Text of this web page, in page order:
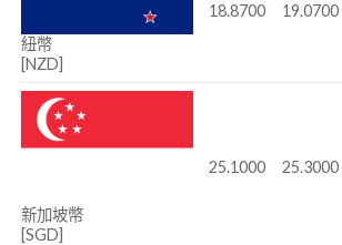
紐幣
[NZD]
18.8700 19.0700
新加坡幣
[SGD]
25.1000 25.3000